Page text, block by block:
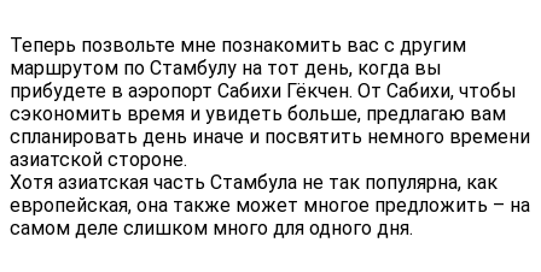
Теперь позвольте мне познакомить вас с другим
маршрутом по Стамбулу на тот день, когда вы
прибудете в аэропорт Сабихи Гёкчен. От Сабихи, чтобы
сэкономить время и увидеть больше, предлагаю вам
спланировать день иначе и посвятить немного времени
азиатской стороне.
Хотя азиатская часть Стамбула не так популярна, как
европейская, она также может многое предложить – на
самом деле слишком много для одного дня.